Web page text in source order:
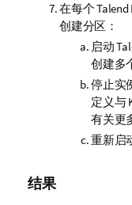
在每个Talend
创建分区：
启动
创建多
停止实
定义与
有关更
重新启
结果